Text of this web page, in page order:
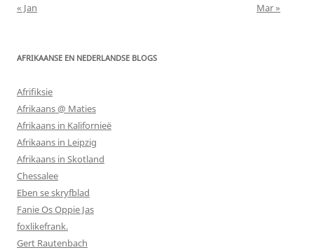
« Jan
Mar »
AFRIKAANSE EN NEDERLANDSE BLOGS
Afrifiksie
Afrikaans @ Maties
Afrikaans in Kalifornieë
Afrikaans in Leipzig
Afrikaans in Skotland
Chessalee
Eben se skryfblad
Fanie Os Oppie Jas
foxlikefrank.
Gert Rautenbach